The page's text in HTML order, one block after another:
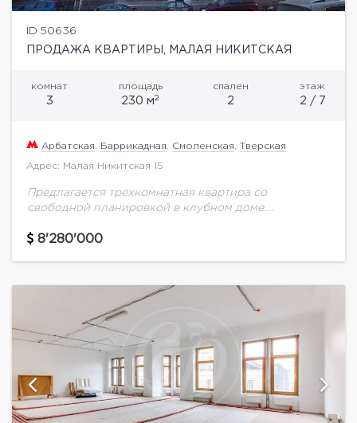
ID 50636
ПРОДАЖА КВАРТИРЫ, МАЛАЯ НИКИТСКАЯ
комнат
3
площадь
230 м2
спален
2
этаж
2 / 7
Арбатская Баррикадная Смоленская Тверская
Адрес: Малая Никитская 15
Предлагается трехкомнатная квартира со
свободной планировкой в клубном доме.
французскими панорамными окнами построен в
8'280'000